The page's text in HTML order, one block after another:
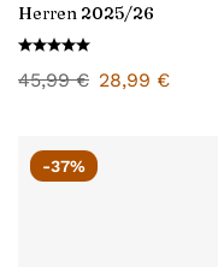
Herren 2025/26
45,99€ 28,99 €
-37%